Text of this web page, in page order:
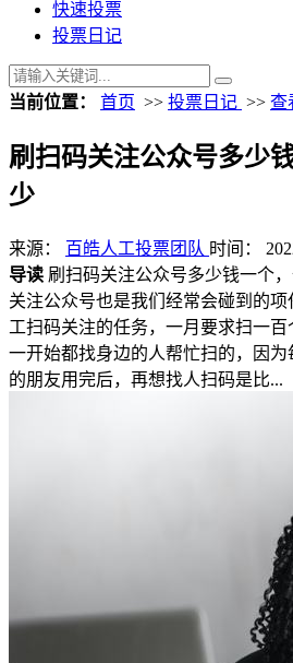
快速投票
投票日记
当前位置： 首页 >> 投票日记 >> 查
刷扫码关注公众号多少
少
来源： 百皓人工投票团队 时间：
导读 刷扫码关注公众号多少钱一个
关注公众号也是我们经常会碰到的
工扫码关注的任务，一月要求扫一
一开始都找身边的人帮忙扫的，因
的朋友用完后，再想找人扫码是比...